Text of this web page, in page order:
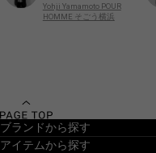
Yohji Yamamoto POUR
HOMME そごう横浜
ブランドから探す
アイテムから探す